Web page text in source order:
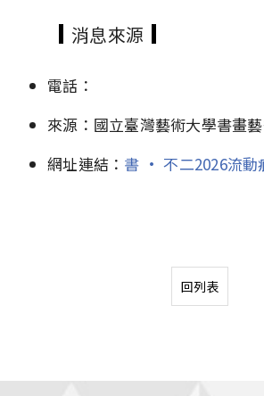
消息來源
電話：
來源：國立臺灣藝術大學書畫
網址連結： 書 · 不二2026流動
回列表